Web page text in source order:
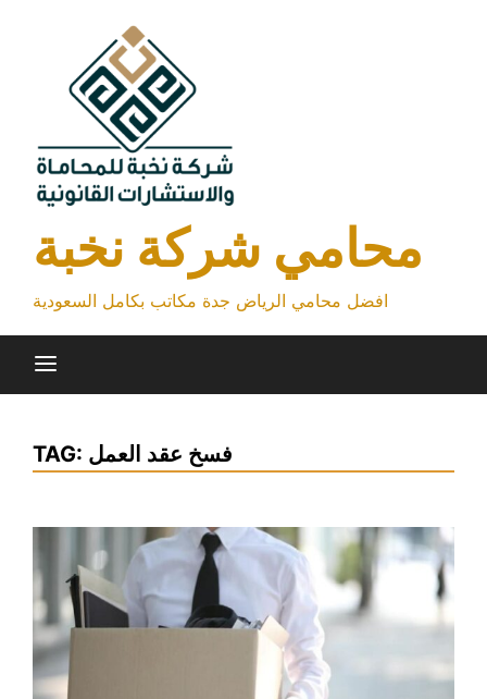
محامي شركة نخبة
افضل محامي الرياض جدة مكاتب بكامل السعودية
TAG: فسخ عقد العمل